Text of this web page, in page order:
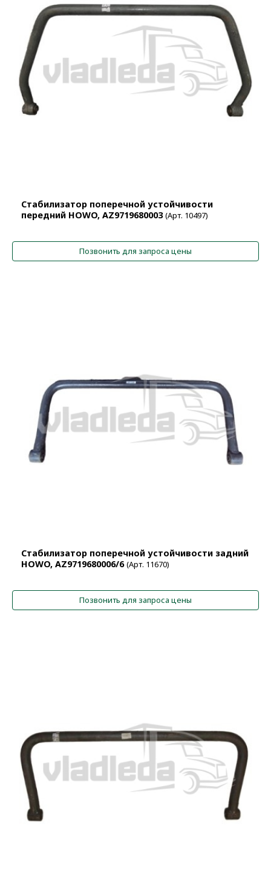
Стабилизатор поперечной устойчивости
передний HOWO, AZ9719680003(Арт. 10497)
Позвонить для запроса цены
Cтабилизатор поперечной устойчивости задний
HOWO, AZ9719680006/6(Арт. 11670)
Позвонить для запроса цены